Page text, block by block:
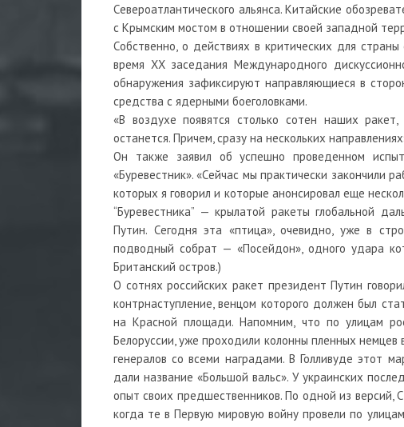
Североатлантического альянса. Китайские
с Крымским мостом в отношении своей западной
Собственно, о действиях в критических для
время XX заседания Международного
обнаружения зафиксируют направляющиеся в
средства с ядерными боеголовками.
«В воздухе появятся столько сотен наших
останется. Причем, сразу на нескольких
Он также заявил об успешно проведенном
«Буревестник». «Сейчас мы практически закончили
которых я говорил и которые анонсировал еще
“Буревестника” — крылатой ракеты глобальной
Путин. Сегодня эта «птица», очевидно, уже в
подводный собрат — «Посейдон», одного удара
Британский остров.)
О сотнях российских ракет президент Путин
контрнаступление, венцом которого должен был
на Красной площади. Напомним, что по улицам
Белоруссии, уже проходили колонны пленных
генералов со всеми наградами. В Голливуде этот
дали название «Большой вальс». У украинских
опыт своих предшественников. По одной из версий,
когда те в Первую мировую войну провели по